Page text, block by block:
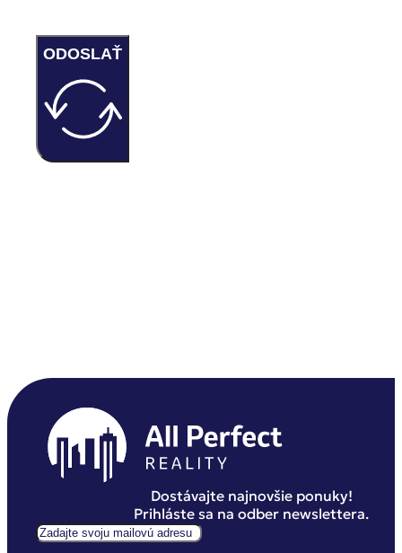
ODOSLAŤ
Dostávajte najnovšie ponuky!
Prihláste sa na odber newslettera.